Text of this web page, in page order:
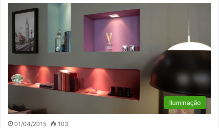
Iluminação
01/04/2015 103